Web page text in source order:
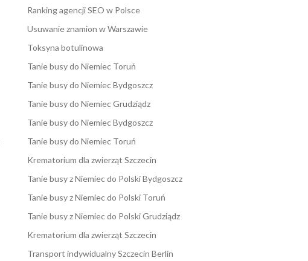
Ranking agencji SEO w Polsce
Usuwanie znamion w Warszawie
Toksyna botulinowa
Tanie busy do Niemiec Toruń
Tanie busy do Niemiec Bydgoszcz
Tanie busy do Niemiec Grudziądz
Tanie busy do Niemiec Bydgoszcz
Tanie busy do Niemiec Toruń
Krematorium dla zwierząt Szczecin
Tanie busy z Niemiec do Polski Bydgoszcz
Tanie busy z Niemiec do Polski Toruń
Tanie busy z Niemiec do Polski Grudziądz
Krematorium dla zwierząt Szczecin
Transport indywidualny Szczecin Berlin